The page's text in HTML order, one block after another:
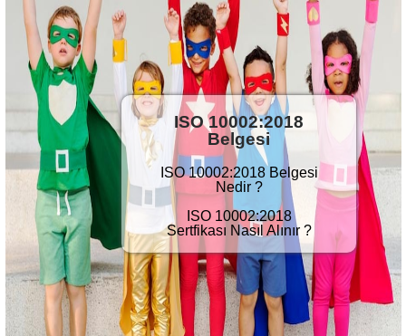
ISO 10002:2018
Belgesi
ISO 10002:2018 Belgesi
Nedir ?
ISO 10002:2018
Sertfikası Nasıl Alınır ?